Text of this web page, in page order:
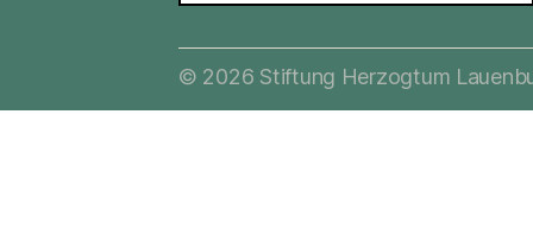
© 2026 Stiftung Herzogtum